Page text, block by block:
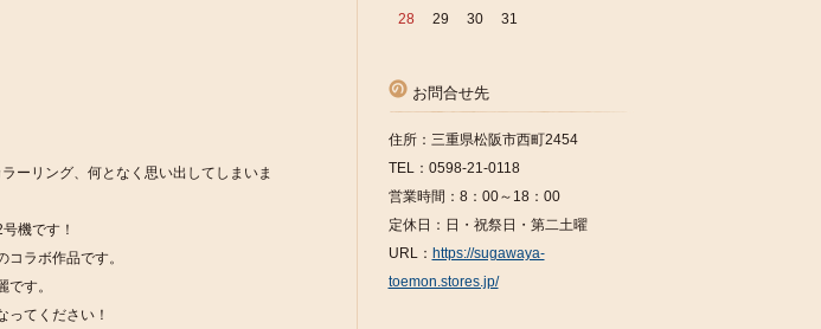
ーリング、何となく思い出してしまいま
機です！
ラボ作品です。
す。
ってください！
28 29 30 31
お問合せ先
住所：三重県松阪市西町2454
TEL：0598-21-0118
営業時間：8：00～18：00
定休日：日・祝祭日・第二土曜
URL： https://sugawaya-
toemon.stores.jp/